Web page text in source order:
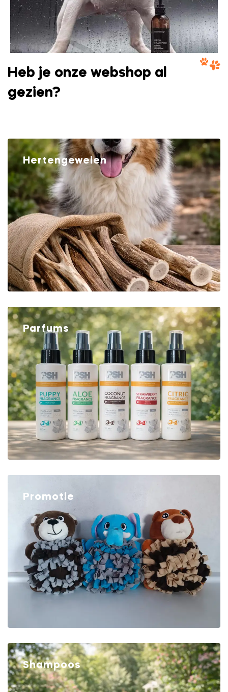
Heb je onze webshop al
gezien?
Hertengeweien
Parfums
Promotie
Shampoos